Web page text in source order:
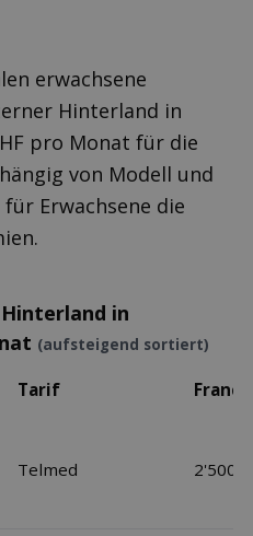
erwachsene
Hinterland in
pro Monat für die
von Modell und
Erwachsene die
in
(aufsteigend sortiert)
Tarif
Telmed 2'500